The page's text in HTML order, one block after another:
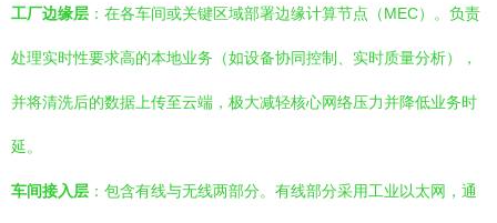
工厂边缘层 ：在各车间或关键区域部署边缘计算节点（MEC）。负责
处理实时性要求高的本地业务（如设备协同控制、实时质量分析），
并将清洗后的数据上传至云端，极大减轻核心网络压力并降低业务时
延。
车间接入层 ：包含有线与无线两部分。有线部分采用工业以太网，通